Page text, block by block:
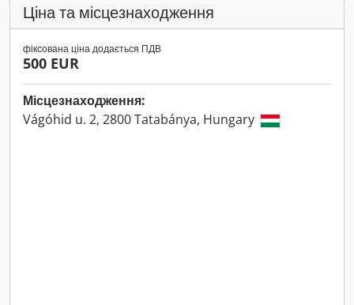
Ціна та місцезнаходження
фіксована ціна додається ПДВ
500 EUR
Місцезнаходження:
Vágóhid u. 2, 2800 Tatabánya, Hungary